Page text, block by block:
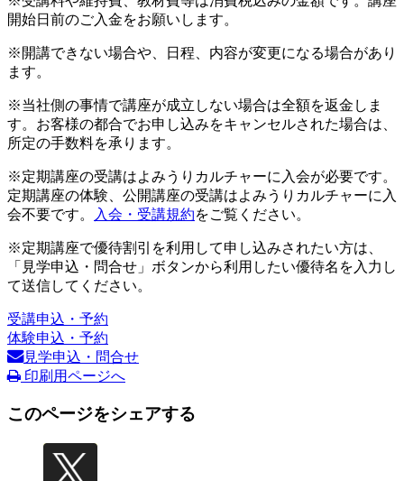
開始日前のご入金をお願いします。
※開講できない場合や、日程、内容が変更になる場合があり
ます。
※当社側の事情で講座が成立しない場合は全額を返金しま
す。お客様の都合でお申し込みをキャンセルされた場合は、
所定の手数料を承ります。
※定期講座の受講はよみうりカルチャーに入会が必要です。
定期講座の体験、公開講座の受講はよみうりカルチャーに入
会不要です。
入会・受講規約をご覧ください。
※定期講座で優待割引を利用して申し込みされたい方は、
「見学申込・問合せ」ボタンから利用したい優待名を入力し
て送信してください。
受講申込・予約
体験申込・予約
見学申込・問合せ
印刷用ページへ
このページをシェアする